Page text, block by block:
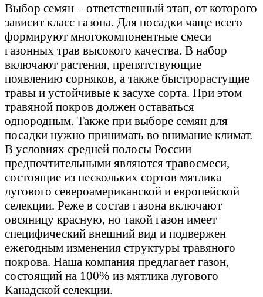
Выбор семян – ответственный этап, от которого
зависит класс газона. Для посадки чаще всего
формируют многокомпонентные смеси
газонных трав высокого качества. В набор
включают растения, препятствующие
появлению сорняков, а также быстрорастущие
травы и устойчивые к засухе сорта. При этом
травяной покров должен оставаться
однородным. Также при выборе семян для
посадки нужно принимать во внимание климат.
В условиях средней полосы России
предпочтительными являются травосмеси,
состоящие из нескольких сортов мятлика
лугового североамериканской и европейской
селекции. Реже в состав газона включают
овсяницу красную, но такой газон имеет
специфический внешний вид и подвержен
ежегодным изменения структуры травяного
покрова. Наша компания предлагает газон,
состоящий на 100% из мятлика лугового
Канадской селекции.